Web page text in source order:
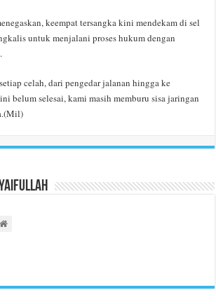
keempat tersangka kini mendekam di sel
untuk menjalani proses hukum dengan
celah, dari pengedar jalanan hingga ke
belum selesai, kami masih memburu sisa jaringan